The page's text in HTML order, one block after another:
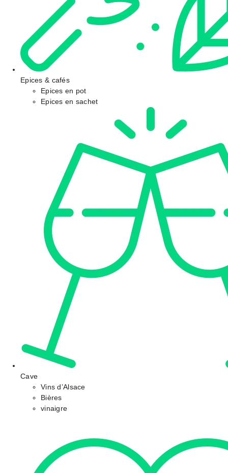
Epices & cafés
Epices en pot
Epices en sachet
Cave
Vins d’Alsace
Bières
vinaigre